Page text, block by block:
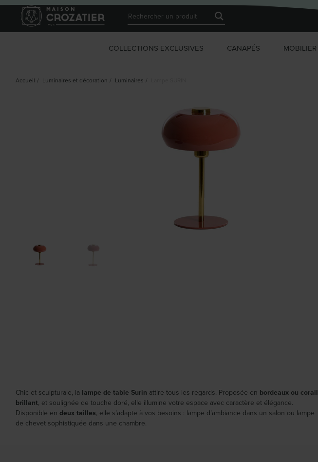
COLLECTIONS EXCLUSIVES CANAPÉS MOBILIER
Accueil / Luminaires et décoration / Luminaires /
Chic et sculpturale, la lampe de table Surin attire tous les regards. Proposée en bordeaux ou corail
brillant, et soulignée de touche doré, elle illumine votre espace avec caractère et élégance.
Disponible en deux tailles, elle s’adapte à vos besoins : lampe d’ambiance dans un salon ou lampe
de chevet sophistiquée dans une chambre.